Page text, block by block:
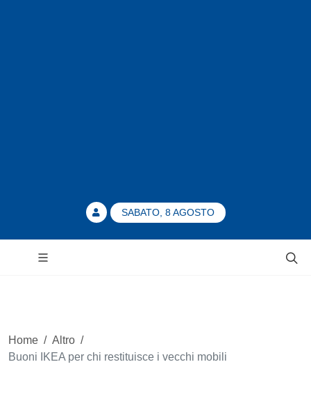
SABATO, 8 AGOSTO
Home / Altro /
Buoni IKEA per chi restituisce i vecchi mobili